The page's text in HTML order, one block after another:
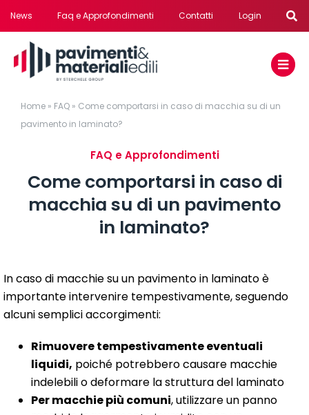
contenuto
News Faq e Approfondimenti Contatti Login
Home» FAQ» Come comportarsi in caso di macchia su di un
pavimento in laminato?
FAQ e Approfondimenti
Come comportarsi in caso di
macchia su di un pavimento
in laminato?
In caso di macchie su un pavimento in laminato è
importante intervenire tempestivamente, seguendo
alcuni semplici accorgimenti:
Rimuovere tempestivamente eventuali
liquidi, poiché potrebbero causare macchie
indelebili o deformare la struttura del laminato
Per macchie più comuni, utilizzare un panno